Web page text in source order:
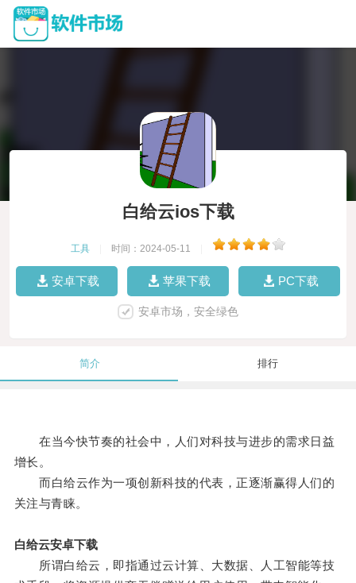
白给云ios下载
工具 时间：2024-05-11
安卓下载 苹果下载 PC下载
安卓市场，安全绿色
简介 排行
在当今快节奏的社会中，人们对科技与进步的需求日益
增长。
而白给云作为一项创新科技的代表，正逐渐赢得人们的
关注与青睐。
白给云安卓下载
所谓白给云，即指通过云计算、大数据、人工智能等技